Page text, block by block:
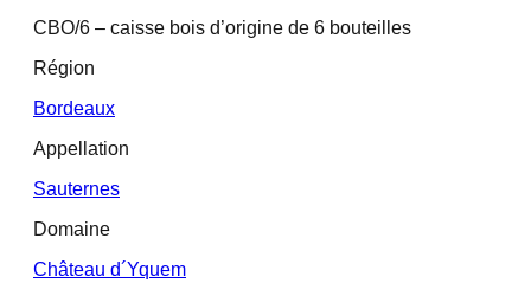
CBO/6 – caisse bois d’origine de 6 bouteilles
Région
Bordeaux
Appellation
Sauternes
Domaine
Château d´Yquem